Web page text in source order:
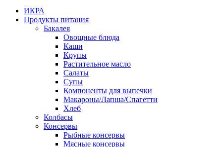
ИКРА
Продукты питания
Бакалея
Овощные блюда
Каши
Крупы
Растительное масло
Салаты
Супы
Компоненты для выпечки
Макароны/Лапша/Спагетти
Хлеб
Колбасы
Консервы
Рыбные консервы
Мясные консервы